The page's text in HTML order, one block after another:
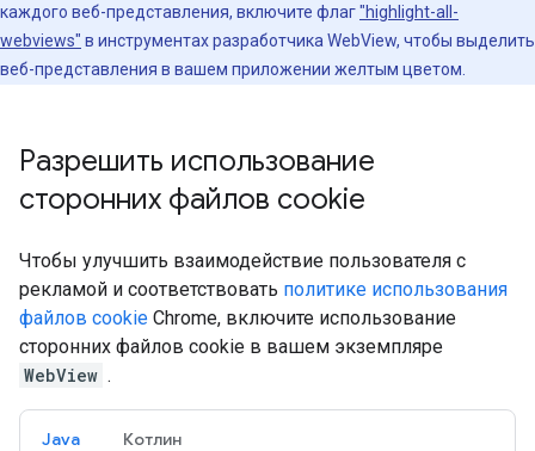
каждого веб-представления, включите флаг"highlight-all-
webviews" в инструментах разработчика WebView, чтобы выделить
веб-представления в вашем приложении желтым цветом.
Разрешить использование
сторонних файлов cookie
Чтобы улучшить взаимодействие пользователя с
рекламой и соответствовать политике использования
файлов cookie Chrome, включите использование
сторонних файлов cookie в вашем экземпляре
WebView .
Java Котлин